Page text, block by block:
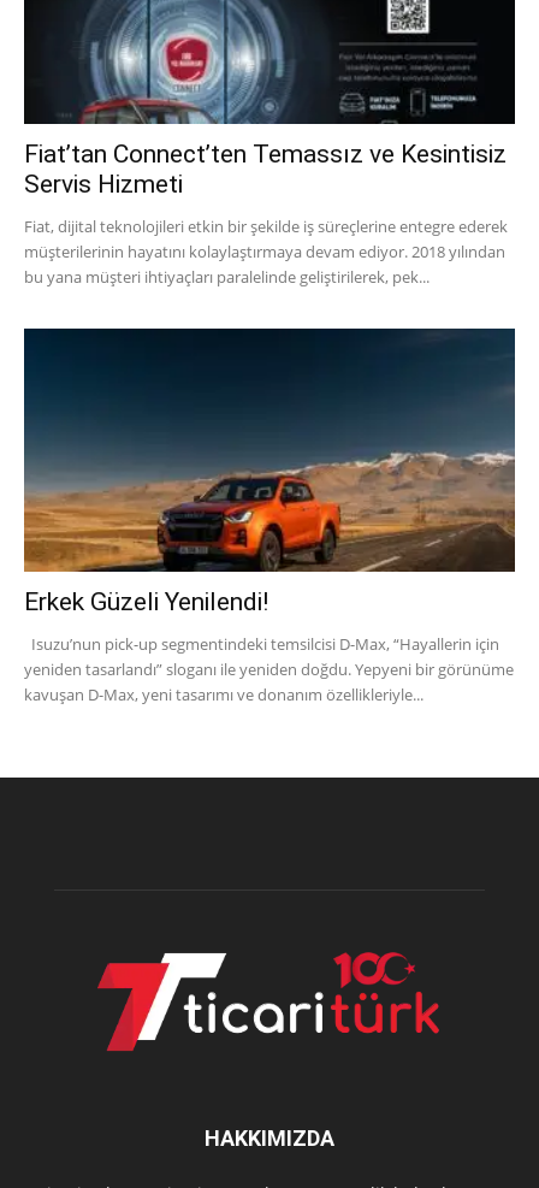
Fiat’tan Connect’ten Temassız ve Kesintisiz
Servis Hizmeti
Fiat, dijital teknolojileri etkin bir şekilde iş süreçlerine entegre ederek
müşterilerinin hayatını kolaylaştırmaya devam ediyor. 2018 yılından
bu yana müşteri ihtiyaçları paralelinde geliştirilerek, pek...
Erkek Güzeli Yenilendi!
Isuzu’nun pick-up segmentindeki temsilcisi D-Max, “Hayallerin için
yeniden tasarlandı” sloganı ile yeniden doğdu. Yepyeni bir görünüme
kavuşan D-Max, yeni tasarımı ve donanım özellikleriyle...
HAKKIMIZDA